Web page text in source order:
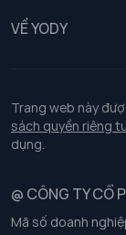
Chính sách khách
Chính sách bảo vệ
Chính sách thanh
Chính sách chất
Chính sách đơn
VỀ YODY
Tuyển dụng
Trang web này
sách quyền riêng
dụng.
@ CÔNG TY CỔ
Mã số doanh